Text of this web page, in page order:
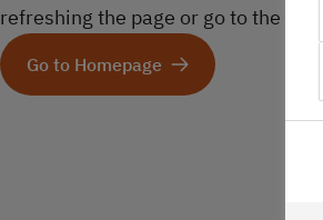
refreshing the page or go to the
Go to Homepage